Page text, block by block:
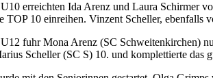
erreichten Ida Arenz und Laura Schirmer
TOP 10 einreihen. Vinzent Scheller, ebenfalls
fuhr Mona Arenz (SC Schweitenkirchen)
Scheller (SC S) 10. und komplettierte das